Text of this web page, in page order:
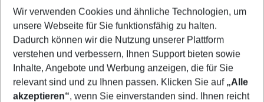
Select your date range
11/08/26–09/08/27 5-8 nights
Who will travel
2 adults No children
Show more filter
Wir verwenden Cookies und ähnliche Technologien, um
unsere Webseite für Sie funktionsfähig zu halten.
Dadurch können wir die Nutzung unserer Plattform
verstehen und verbessern, Ihnen Support bieten sowie
Inhalte, Angebote und Werbung anzeigen, die für Sie
relevant sind und zu Ihnen passen. Klicken Sie auf „Alle
akzeptieren“, wenn Sie einverstanden sind. Ihnen reicht